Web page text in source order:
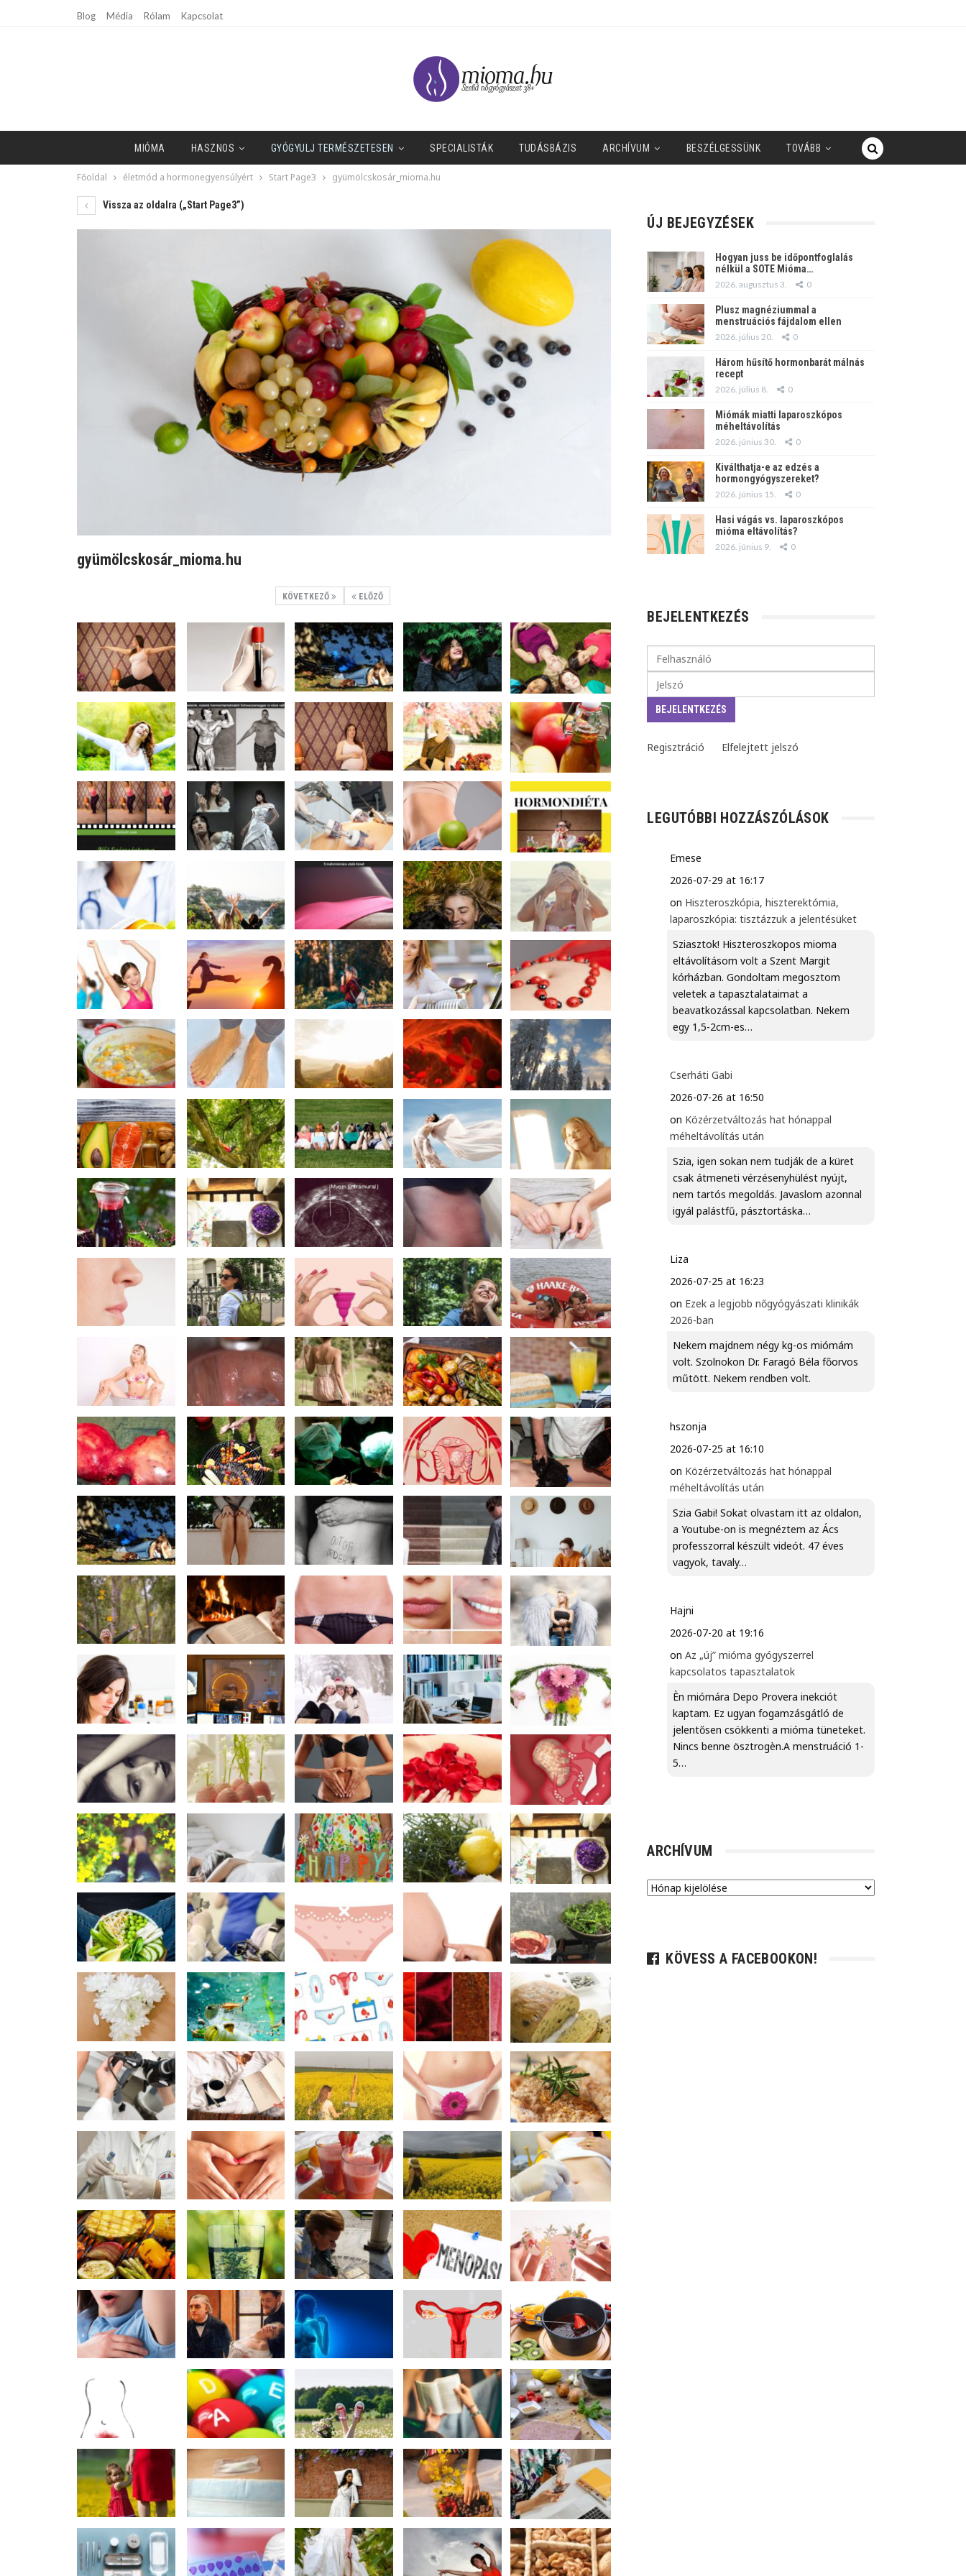
Blog Média Rólam Kapcsolat
MIÓMA HASZNOS GYÓGYULJ TERMÉSZETESEN SPECIALISTÁK TUDÁSBÁZIS ARCHÍVUM BESZÉLGESSÜNK TOVÁBB
Főoldal életmód a hormonegyensúlyért Start Page3 gyümölcskosár_mioma.hu
Vissza az oldalra („Start Page3”)
gyümölcskosár_mioma.hu
KÖVETKEZŐ ELŐZŐ
ÚJ BEJEGYZÉSEK
Hogyan juss be időpontfoglalás
nélkül a SOTE Mióma…
2026. augusztus 3. 0
Plusz magnéziummal a
menstruációs fájdalom ellen
2026. július 20. 0
Három hűsítő hormonbarát málnás
recept
2026. július 8. 0
Miómák miatti laparoszkópos
méheltávolítás
2026. június 30. 0
Kiválthatja-e az edzés a
hormongyógyszereket?
2026. június 15. 0
Hasi vágás vs. laparoszkópos
mióma eltávolítás?
2026. június 9. 0
BEJELENTKEZÉS
Regisztráció Elfelejtett jelszó
LEGUTÓBBI HOZZÁSZÓLÁSOK
Emese
2026-07-29 at 16:17
on Hiszteroszkópia, hiszterektómia,
laparoszkópia: tisztázzuk a jelentésüket
Sziasztok! Hiszteroszkopos mioma
eltávolításom volt a Szent Margit
kórházban. Gondoltam megosztom
veletek a tapasztalataimat a
beavatkozással kapcsolatban. Nekem
egy 1,5-2cm-es…
Cserháti Gabi
2026-07-26 at 16:50
on Közérzetváltozás hat hónappal
méheltávolítás után
Szia, igen sokan nem tudják de a küret
csak átmeneti vérzésenyhülést nyújt,
nem tartós megoldás. Javaslom azonnal
igyál palástfű, pásztortáska…
Liza
2026-07-25 at 16:23
on Ezek a legjobb nőgyógyászati klinikák
2026-ban
Nekem majdnem négy kg-os miómám
volt. Szolnokon Dr. Faragó Béla főorvos
műtött. Nekem rendben volt.
hszonja
2026-07-25 at 16:10
on Közérzetváltozás hat hónappal
méheltávolítás után
Szia Gabi! Sokat olvastam itt az oldalon,
a Youtube-on is megnéztem az Ács
professzorral készült videót. 47 éves
vagyok, tavaly…
Hajni
2026-07-20 at 19:16
onAz „új” mióma gyógyszerrel
kapcsolatos tapasztalatok
Èn miómára Depo Provera inekciót
kaptam. Ez ugyan fogamzásgátló de
jelentősen csökkenti a mióma tüneteket.
Nincs benne ösztrogèn.A menstruáció 1-
5…
ARCHÍVUM
Archívum
KÖVESS A FACEBOOKON!